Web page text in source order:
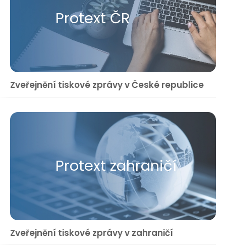
Protext ČR
Zveřejnění tiskové zprávy v České republice
Protext zahraničí
Zveřejnění tiskové zprávy v zahraničí